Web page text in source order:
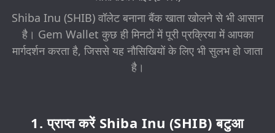
Shiba Inu (SHIB) वॉलेट बनाना बैंक खाता खोलने से भी आसान
है। Gem Wallet कुछ ही मिनटों में पूरी प्रक्रिया में आपका
मार्गदर्शन करता है, जिससे यह नौसिखियों के लिए भी सुलभ हो जाता
है।
1. प्राप्त करें Shiba Inu (SHIB) बटुआ